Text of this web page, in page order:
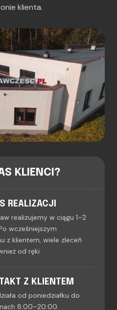
klienta.
KLIENCI?
REALIZACJI
realizujemy w ciągu 1–2
wcześniejszym
z klientem, wiele zleceń
od ręki.
Z KLIENTEM
od poniedziałku do
8:00–20:00.